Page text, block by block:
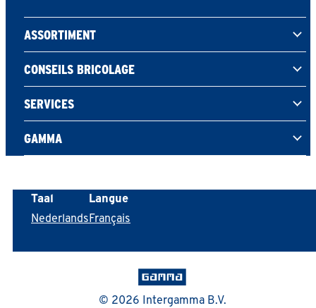
ASSORTIMENT
CONSEILS BRICOLAGE
SERVICES
GAMMA
Taal
Nederlands
Langue
Français
© 2026 Intergamma B.V.